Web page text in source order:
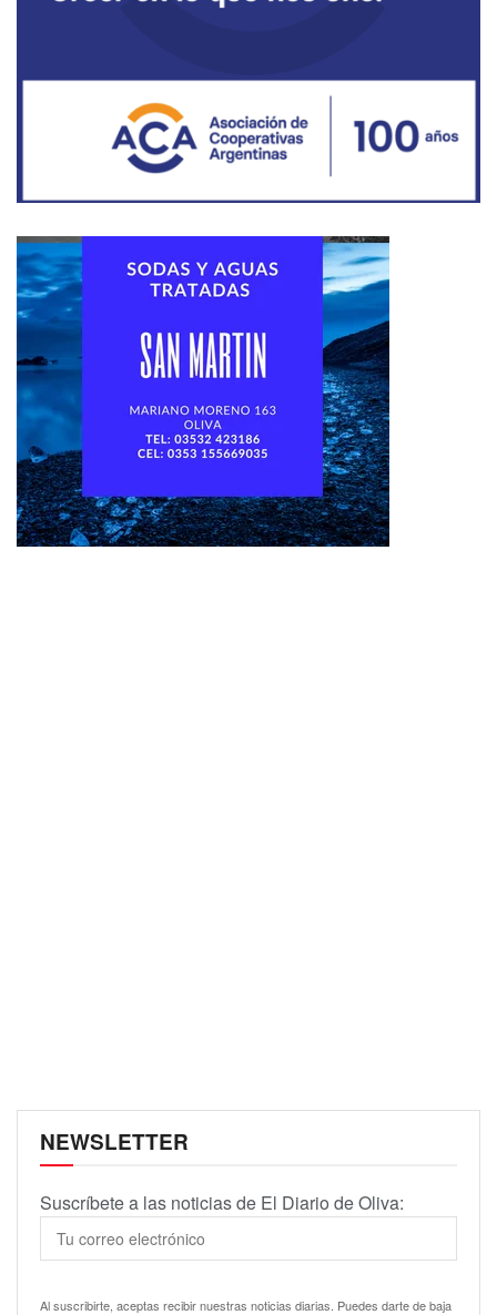
NEWSLETTER
Suscríbete a las noticias de El Diario de Oliva:
Al suscribirte, aceptas recibir nuestras noticias diarias. Puedes darte de baja